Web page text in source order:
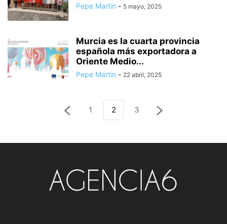
Pepe Martin - 5 mayo, 2025
Murcia es la cuarta provincia
española más exportadora a
Oriente Medio...
Pepe Martin - 22 abril, 2025
1 2 3